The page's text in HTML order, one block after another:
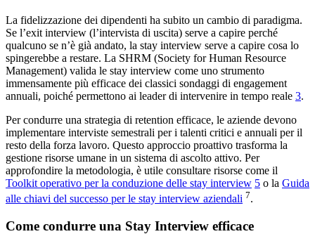
La fidelizzazione dei dipendenti ha subito un cambio di paradigma.
Se l’exit interview (l’intervista di uscita) serve a capire perché
qualcuno se n’è già andato, la stay interview serve a capire cosa lo
spingerebbe a restare. La SHRM (Society for Human Resource
Management) valida le stay interview come uno strumento
immensamente più efficace dei classici sondaggi di engagement
annuali, poiché permettono ai leader di intervenire in tempo reale 3.
Per condurre una strategia di retention efficace, le aziende devono
implementare interviste semestrali per i talenti critici e annuali per il
resto della forza lavoro. Questo approccio proattivo trasforma la
gestione risorse umane in un sistema di ascolto attivo. Per
approfondire la metodologia, è utile consultare risorse come il
Toolkit operativo per la conduzione delle stay interview 5 o la Guida
alle chiavi del successo per le stay interview aziendali 7.
Come condurre una Stay Interview efficace